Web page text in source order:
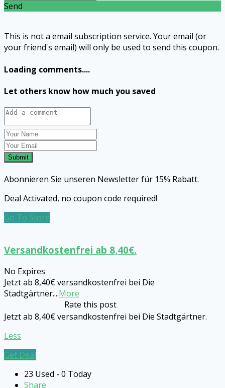
Send
This is not a email subscription service. Your email (or
your friend's email) will only be used to send this coupon.
Loading comments....
Let others know how much you saved
Submit
Abonnieren Sie unseren Newsletter für 15% Rabatt.
Deal Activated, no coupon code required!
Go To Store
Versandkostenfrei ab 8,40€.
No Expires
Jetzt ab 8,40€ versandkostenfrei bei Die
Stadtgärtner....More
Rate this post
Jetzt ab 8,40€ versandkostenfrei bei Die Stadtgärtner.
Less
Get Deal
23 Used - 0 Today
Share